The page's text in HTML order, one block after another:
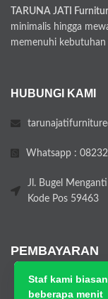
TARUNA JATI
minimalis hingga
memenuhi
HUBUNGI KAMI
Whatsapp :
Jl. Bugel
Kode Pos 59463
PEMBAYARAN
Staf kami
beberapa menit